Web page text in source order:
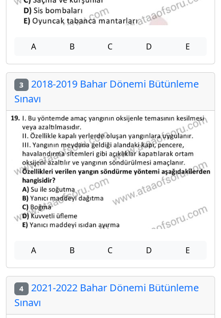
A B C D E
3 2018-2019 Bahar Dönemi Bütünleme
Sınavı
A B C D E
4 2021-2022 Bahar Dönemi Bütünleme
Sınavı